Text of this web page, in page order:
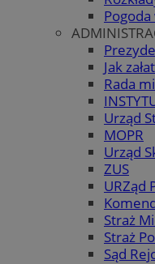
Jak
Rada
Urząd
MOPR
Urząd
ZUS
URZąd
Straż
Straż
Sąd